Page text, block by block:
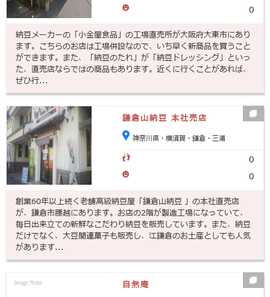
0
納豆メーカーの「小金屋食品」の工場直売所が大阪府大東市にあり
ます。こちらのお店は工場併設なので、いち早く新商品を買うこと
ができます。また、「納豆のたれ」が「納豆ドレッシング」といっ
た、直売店ならではの商品もあります。近くに行くことがあれば、
ぜひ行...
鎌倉山納豆 本社売店
神奈川県・横須賀・鎌倉・三浦
0
0
創業60年以上続く老舗高級納豆屋「鎌倉山納豆 」の本社直売店
が、鎌倉市腰越にあります。お店の2階が製造工場になっていて、
毎日出来立ての新鮮なこだわり納豆を販売しています。また、納豆
だけでなく、大豆関連菓子も販売し、江鎌倉のお土産としても人気
があります...
自然庵